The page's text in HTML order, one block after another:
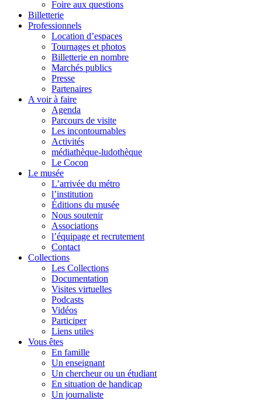
Foire aux questions
Billetterie
Professionnels
Location d’espaces
Tournages et photos
Billetterie en nombre
Marchés publics
Presse
Partenaires
A voir à faire
Agenda
Parcours de visite
Les incontournables
Activités
médiathèque-ludothèque
Le Cocon
Le musée
L’arrivée du métro
l’institution
Éditions du musée
Nous soutenir
Associations
l’équipage et recrutement
Contact
Collections
Les Collections
Documentation
Visites virtuelles
Podcasts
Vidéos
Participer
Liens utiles
Vous êtes
En famille
Un enseignant
Un chercheur ou un étudiant
En situation de handicap
Un journaliste